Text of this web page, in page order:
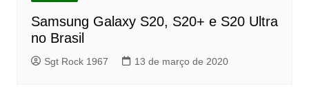
Samsung Galaxy S20, S20+ e S20 Ultra
no Brasil
Sgt Rock 1967 13 de março de 2020